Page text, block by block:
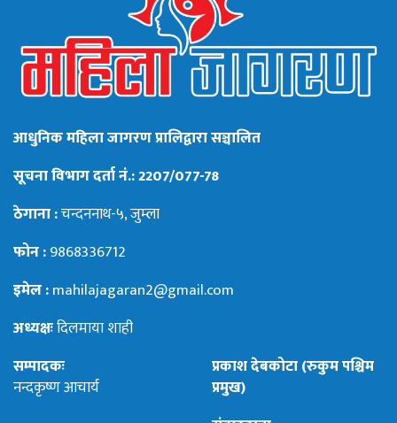
आधुनिक महिला जागरण प्रालिद्वारा सञ्चालित
सूचना विभाग दर्ता नं.: 2207/077-78
ठेगाना :चन्दननाथ-५, जुम्ला
फोन :9868336712
इमेल :mahilajagaran2@gmail.com
अध्यक्षःदिलमाया शाही
सम्पादकः
नन्दकृष्ण आचार्य
प्रकाश देबकोटा (रुकुम पश्चिम
प्रमुख)